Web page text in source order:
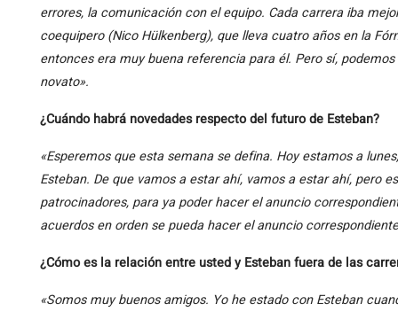
errores, la comunicación con el equipo. Cada carrera iba
coequipero (Nico Hülkenberg), que lleva cuatro años en la
entonces era muy buena referencia para él. Pero sí,
novato».
¿Cuándo habrá novedades respecto del futuro de Esteban?
«Esperemos que esta semana se defina. Hoy estamos a
Esteban. De que vamos a estar ahí, vamos a estar ahí, pero
patrocinadores, para ya poder hacer el anuncio
acuerdos en orden se pueda hacer el anuncio
¿Cómo es la relación entre usted y Esteban fuera de las
«Somos muy buenos amigos. Yo he estado con Esteban